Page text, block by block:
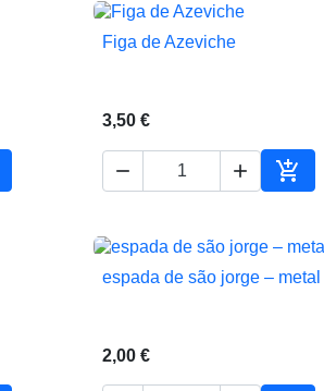
ao carrinho
 Vista rápida
Figa de Azeviche
3,50 €
  
 Vista rápida
espada de são jorge – metal
2,00 €